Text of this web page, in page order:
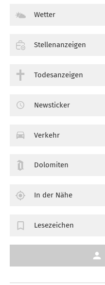
Wetter
Stellenanzeigen
Todesanzeigen
Newsticker
Verkehr
Dolomiten
In der Nähe
Lesezeichen